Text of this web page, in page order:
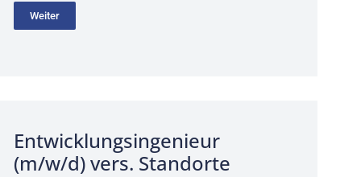
Weiter
Entwicklungsingenieur
(m/w/d) vers. Standorte